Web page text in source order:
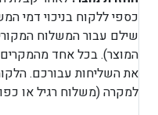
כספי ללקוח בניכוי דמי
שילם עבור המשלוח
המוצר). בכל אחד
את השליחות עבורכם.
למקרה (משלוח רגיל או